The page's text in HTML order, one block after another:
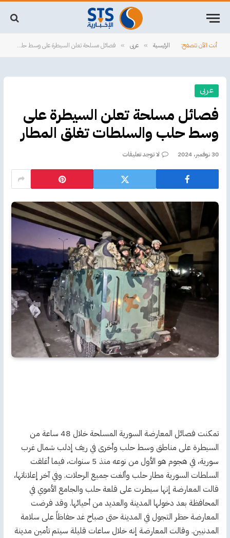
أنت الآن تتصفح: الرئيسية » عربى » فصائل مسلحة تعلن السيطرة على وسط حلب والسلطات تغلق المطار
عربى
فصائل مسلحة تعلن السيطرة على
وسط حلب والسلطات تغلق المطار
30 نوفمبر، 2024 لا توجد تعليقات
تمكنت فصائل المعارضة السورية المسلحة خلال 48 ساعة من
السيطرة على مناطق وسط حلب وأخرى في ريف إدلب شمال غرب
سورية، في هجوم هو الأول من نوعه منذ 5 سنوات، فيما أغلقت
السلطات السورية مطار حلب وألغت جميع الرحلات. وفي آخر إعلاناتها،
قالت المعارضة إنها سيطرت على قلعة حلب والجامع الأموي في
المحافظة بعد دخولها المدينة والعديد من أحيائها. وقد فرضت
المعارضة حظر التجول في المدينة حتى صباح غد حفاظاً على سلامة
المدنيين. وقالت المعارضة إنه خلال ساعات قليلة سيتم تأمين مدينة